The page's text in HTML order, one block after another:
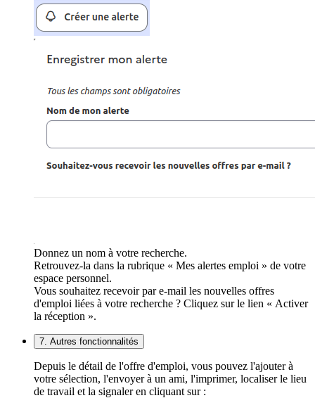
Donnez un nom à votre recherche.
Retrouvez-la dans la rubrique « Mes alertes emploi » de votre
espace personnel.
Vous souhaitez recevoir par e-mail les nouvelles offres
d'emploi liées à votre recherche ? Cliquez sur le lien « Activer
la réception ».
7. Autres fonctionnalités
Depuis le détail de l'offre d'emploi, vous pouvez l'ajouter à
votre sélection, l'envoyer à un ami, l'imprimer, localiser le lieu
de travail et la signaler en cliquant sur :